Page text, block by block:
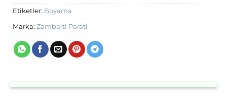
Etiketler: Boyama
Marka: Zambaiti Parati